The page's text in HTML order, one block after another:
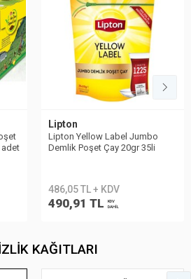
adet
Lipton
Lipton Yellow Label Jumbo
Demlik Poşet Çay 20gr 35li
486,05 TL + KDV
490,91 TL
KDV
DAHİL
KAĞITLARI